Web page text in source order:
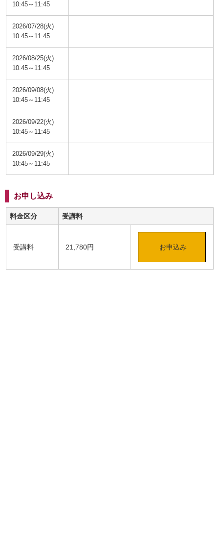
10:45～11:45
2026/07/28(火)
10:45～11:45
2026/08/25(火)
10:45～11:45
2026/09/08(火)
10:45～11:45
2026/09/22(火)
10:45～11:45
2026/09/29(火)
10:45～11:45
お申し込み
料金区分 受講料
受講料 21,780円 お申込み